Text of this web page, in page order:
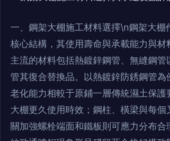
一、鋼架大棚施工材料選擇\n鋼架大棚
核心結構，其使用壽命與承載能力與
主流的材料包括熱鍍鋅鋼管、無縫鋼
管其復合替換品。以熱鍍鋅防銹鋼管
老化能力相較于原鋪一層傳統濕土保
大棚更久使用時效；鋼柱、橫梁與每
關加強螺栓端面和鐵板則可應力分布